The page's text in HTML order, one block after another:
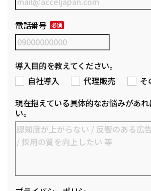
電話番号
導入目的を教えてください。
自社導入
代理販売
そ
現在抱えている具体的なお悩みがあ
い。